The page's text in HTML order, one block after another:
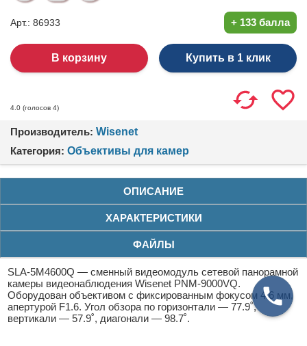
Арт.: 86933 + 133 балла
Купить в 1 клик
4.0 (голосов 4)
Производитель: Wisenet
Категория: Объективы для камер
ОПИСАНИЕ
ХАРАКТЕРИСТИКИ
ФАЙЛЫ
SLA-5M4600Q — сменный видеомодуль сетевой панорамной
камеры видеонаблюдения Wisenet PNM-9000VQ.
Оборудован объективом с фиксированным фокусом 4.6 мм,
апертурой F1.6. Угол обзора по горизонтали — 77.9˚,
вертикали — 57.9˚, диагонали — 98.7˚.